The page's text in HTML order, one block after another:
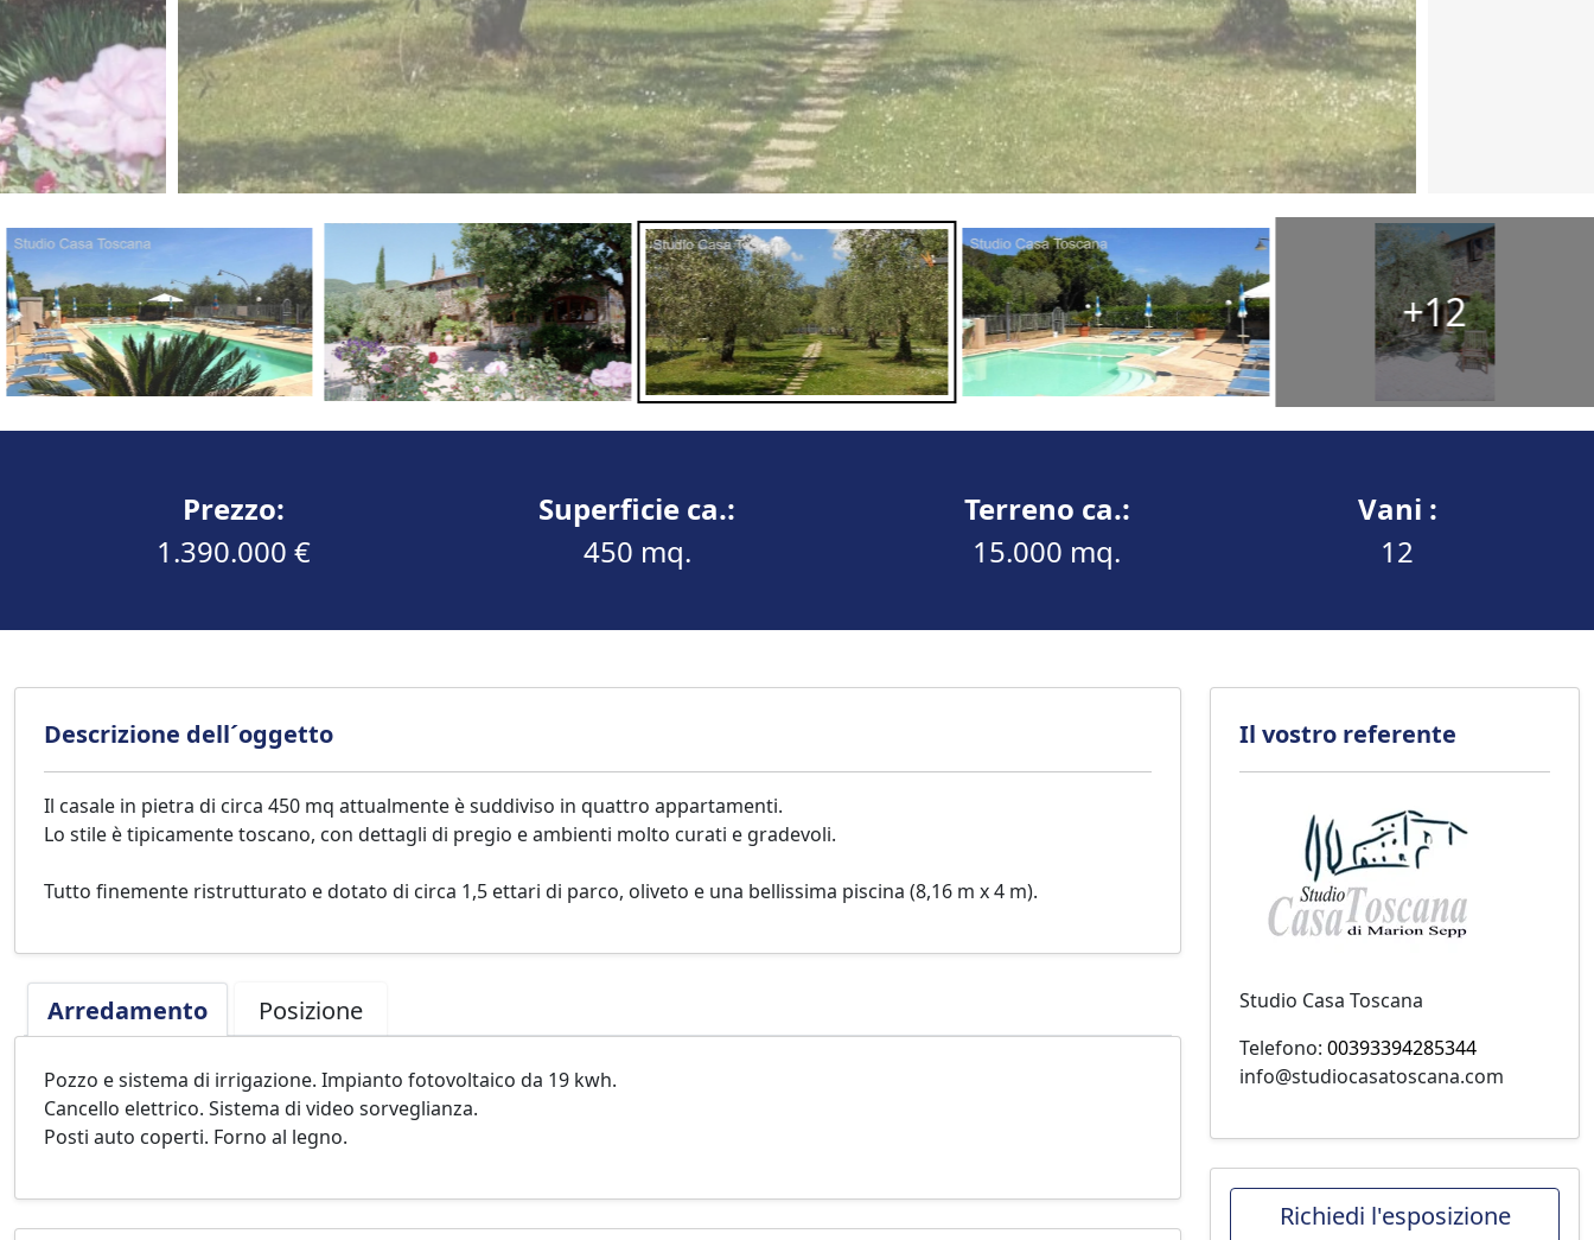
+12
Prezzo:
1.390.000 €
Superficie ca.:
450 mq.
Terreno ca.:
15.000 mq.
Vani :
12
Descrizione dell´oggetto
Il casale in pietra di circa 450 mq attualmente è suddiviso in quattro appartamenti.
Lo stile è tipicamente toscano, con dettagli di pregio e ambienti molto curati e gradevoli.
Tutto finemente ristrutturato e dotato di circa 1,5 ettari di parco, oliveto e una bellissima piscina (8,16 m x 4 m).
Arredamento Posizione
Pozzo e sistema di irrigazione. Impianto fotovoltaico da 19 kwh.
Cancello elettrico. Sistema di video sorveglianza.
Posti auto coperti. Forno al legno.
Il vostro referente
Studio Casa Toscana
Telefono: 00393394285344
info@studiocasatoscana.com
Richiedi l'esposizione